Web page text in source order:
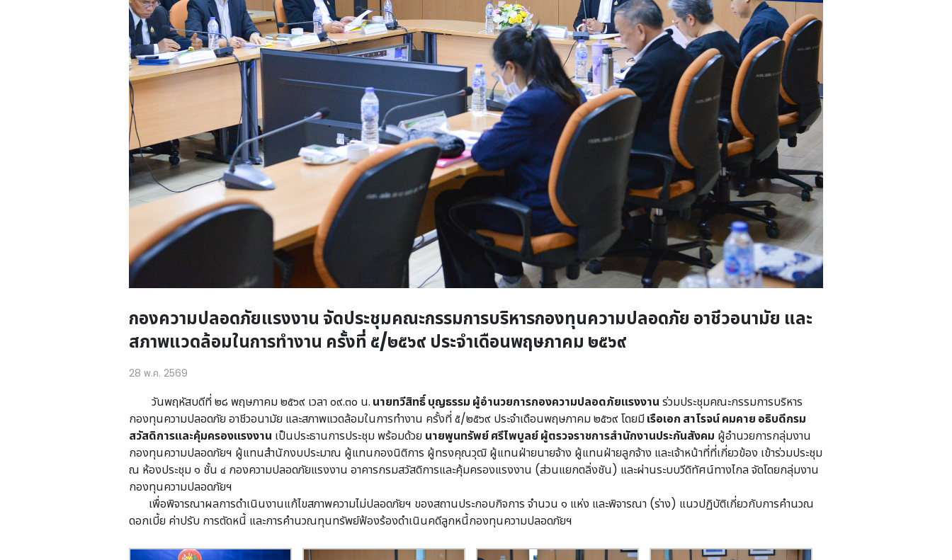
กองความปลอดภัยแรงงาน จัดประชุมคณะกรรมการบริหารกองทุนความปลอดภัย อาชีวอนามัย และ
สภาพแวดล้อมในการทำงาน ครั้งที่ ๕/๒๕๖๙ ประจำเดือนพฤษภาคม ๒๕๖๙
28 พ.ค. 2569
วันพฤหัสบดีที่ ๒๘ พฤษภาคม ๒๕๖๙ เวลา ๐๙.๓๐ น. นายทวีสิทธิ์ บุญธรรม ผู้อำนวยการกองความปลอดภัยแรงงาน ร่วมประชุมคณะกรรมการบริหาร
กองทุนความปลอดภัย อาชีวอนามัย และสภาพแวดล้อมในการทำงาน ครั้งที่ ๕/๒๕๖๙ ประจำเดือนพฤษภาคม ๒๕๖๙ โดยมีเรือเอก สาโรจน์ คมคาย อธิบดีกรม
สวัสดิการและคุ้มครองแรงงาน เป็นประธานการประชุม พร้อมด้วย นายพูนทรัพย์ ศรีไพบูลย์ ผู้ตรวจราชการสำนักงานประกันสังคม ผู้อำนวยการกลุ่มงาน
กองทุนความปลอดภัยฯ ผู้แทนสำนักงบประมาณ ผู้แทนกองนิติการ ผู้ทรงคุณวุฒิ ผู้แทนฝ่ายนายจ้าง ผู้แทนฝ่ายลูกจ้าง และเจ้าหน้าที่ที่เกี่ยวข้อง เข้าร่วมประชุม
ณ ห้องประชุม ๑ ชั้น ๔ กองความปลอดภัยแรงงาน อาคารกรมสวัสดิการและคุ้มครองแรงงาน (ส่วนแยกตลิ่งชัน) และผ่านระบบวีดิทัศน์ทางไกล จัดโดยกลุ่มงาน
กองทุนความปลอดภัยฯ
เพื่อพิจารณาผลการดำเนินงานแก้ไขสภาพความไม่ปลอดภัยฯ ของสถานประกอบกิจการ จำนวน ๑ แห่ง และพิจารณา (ร่าง) แนวปฏิบัติเกี่ยวกับการคำนวณ
ดอกเบี้ย ค่าปรับ การตัดหนี้ และการคำนวณทุนทรัพย์ฟ้องร้องดำเนินคดีลูกหนี้กองทุนความปลอดภัยฯ